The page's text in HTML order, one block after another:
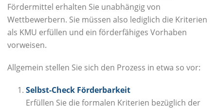
Fördermittel erhalten Sie unabhängig von
Wettbewerbern. Sie müssen also lediglich die Kriterien
als KMU erfüllen und ein förderfähiges Vorhaben
vorweisen.
Allgemein stellen Sie sich den Prozess in etwa so vor:
Selbst-Check Förderbarkeit
Erfüllen Sie die formalen Kriterien bezüglich der